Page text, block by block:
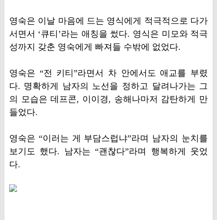
영숙은 이날 마음에 드는 영식에게 적극적으로 다가
서면서 ‘큐티’라는 애칭을 썼다. 영식은 미모와 적극
성까지 갖춘 영숙에게 빠져들 수밖에 없었다.
영숙은 “전 키티”라면서 차 안에서도 애교를 부렸
다. 명확하게 남자의 노선을 정하고 달려나가는 그
의 모습은 데프콘, 이이경, 송해나마저 감탄하게 만
들었다.
영숙은 “이러는 게 부담스럽냐”라며 남자의 눈치를
보기도 했다. 남자는 “괜찮다”라며 행복하게 웃었
다.